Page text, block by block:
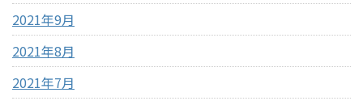
2021年9月
2021年8月
2021年7月